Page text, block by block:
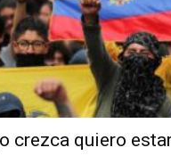
crezca quiero